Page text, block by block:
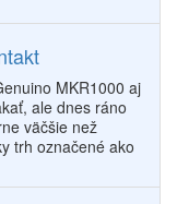
MKR1000 aj
ale dnes ráno
väčšie než
trh označené ako